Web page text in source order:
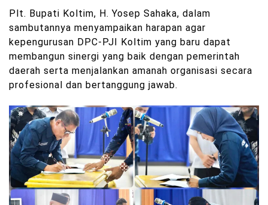
Plt. Bupati Koltim, H. Yosep Sahaka, dalam
sambutannya menyampaikan harapan agar
kepengurusan DPC-PJI Koltim yang baru dapat
membangun sinergi yang baik dengan pemerintah
daerah serta menjalankan amanah organisasi secara
profesional dan bertanggung jawab.